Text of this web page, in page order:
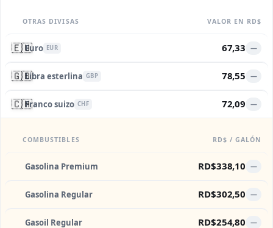
OTRAS DIVISAS VALOR EN RD$
🇪🇺Euro EUR 67,33 —
🇬🇧Libra esterlina GBP 78,55 —
🇨🇭Franco suizo CHF 72,09 —
COMBUSTIBLES RD$ / GALÓN
Gasolina Premium RD$338,10 —
Gasolina Regular RD$302,50 —
Gasoil Regular RD$254,80 —